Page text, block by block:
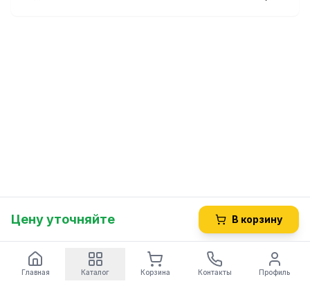
Цену уточняйте В корзину
Главная Каталог Корзина Контакты Профиль